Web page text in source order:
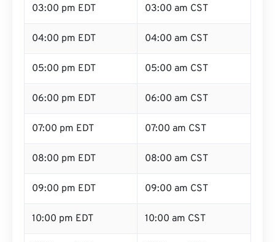
03:00 pm EDT 03:00 am CST
04:00 pm EDT 04:00 am CST
05:00 pm EDT 05:00 am CST
06:00 pm EDT 06:00 am CST
07:00 pm EDT 07:00 am CST
08:00 pm EDT 08:00 am CST
09:00 pm EDT 09:00 am CST
10:00 pm EDT 10:00 am CST